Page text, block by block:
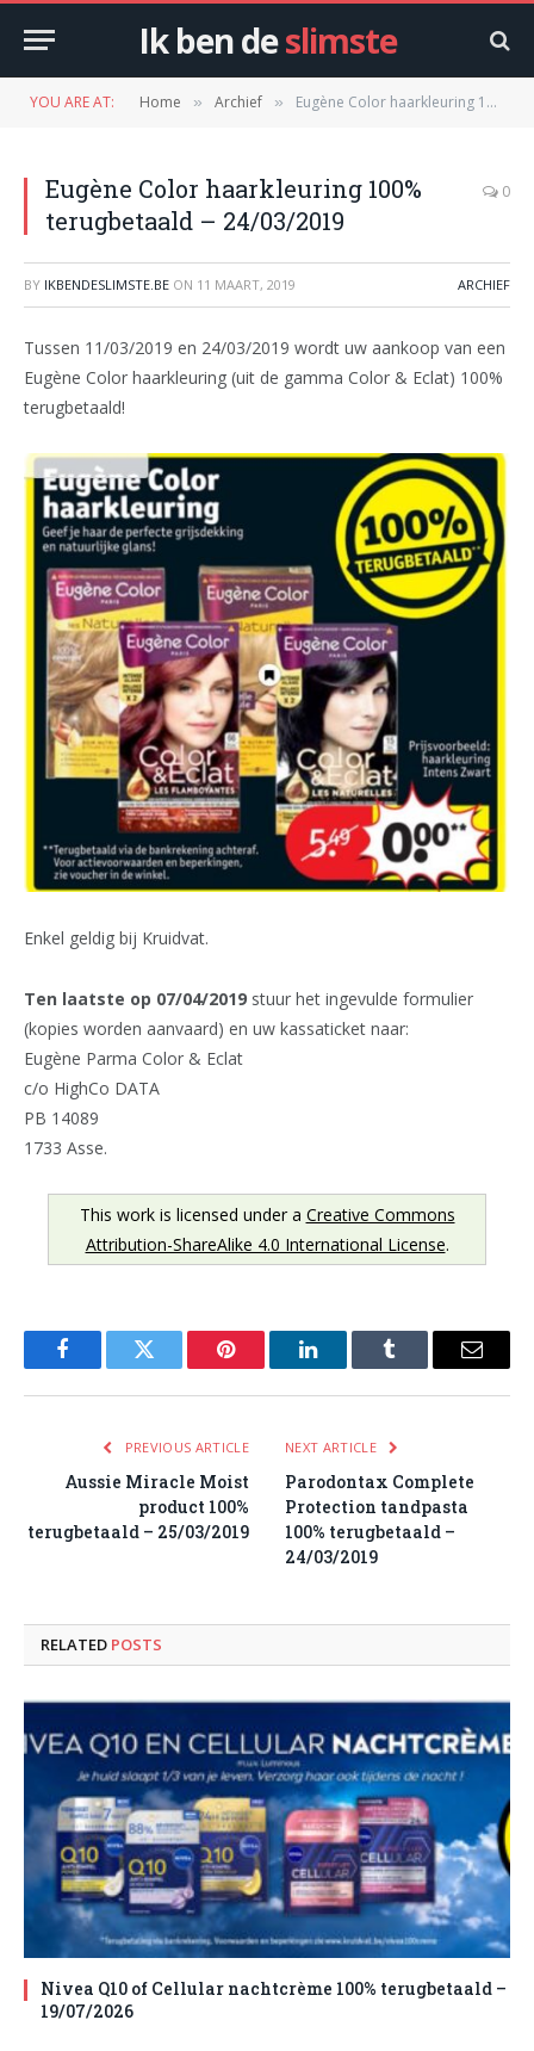
Ik ben deslimste
YOU ARE AT: Home » Archief » Eugène Color haarkleuring 100% terugbetaald – 24/03/2019
Eugène Color haarkleuring 100%
terugbetaald – 24/03/2019
0
BY IKBENDESLIMSTE.BE ON 11 MAART, 2019 ARCHIEF
Tussen 11/03/2019 en 24/03/2019 wordt uw aankoop van een
Eugène Color haarkleuring (uit de gamma Color & Eclat) 100%
terugbetaald!
Enkel geldig bij Kruidvat.
Ten laatste op 07/04/2019 stuur het ingevulde formulier
(kopies worden aanvaard) en uw kassaticket naar:
Eugène Parma Color & Eclat
c/o HighCo DATA
PB 14089
1733 Asse.
This work is licensed under a Creative Commons
Attribution-ShareAlike 4.0 International License.
FacebookTwitter Pinterest LinkedInTumblr Email
PREVIOUS ARTICLE
Aussie Miracle Moist
product 100%
terugbetaald – 25/03/2019
NEXT ARTICLE
Parodontax Complete
Protection tandpasta
100% terugbetaald –
24/03/2019
RELATED POSTS
Nivea Q10 of Cellular nachtcrème 100% terugbetaald –
19/07/2026